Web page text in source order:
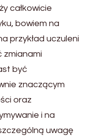
całkowicie
bowiem na
przykład uczuleni
zmianami
być
znaczącym
oraz
i na
uwagę